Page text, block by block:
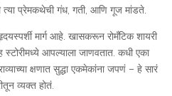
त्या प्रेमकथेची गंध, गती, आणि गूज मांडते.
मार्ग आहे. खासकरून रोमँटिक शायरी
आपल्याला जाणवतात. कधी एका
क्षणात सुद्धा एकमेकांना जपणं – हे सारं
व्यक्त होतं.